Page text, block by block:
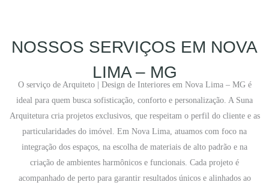
NOSSOS SERVIÇOS EM NOVA
LIMA – MG
O serviço de Arquiteto | Design de Interiores em Nova Lima – MG é
ideal para quem busca sofisticação, conforto e personalização. A Suna
Arquitetura cria projetos exclusivos, que respeitam o perfil do cliente e as
particularidades do imóvel. Em Nova Lima, atuamos com foco na
integração dos espaços, na escolha de materiais de alto padrão e na
criação de ambientes harmônicos e funcionais. Cada projeto é
acompanhado de perto para garantir resultados únicos e alinhados ao